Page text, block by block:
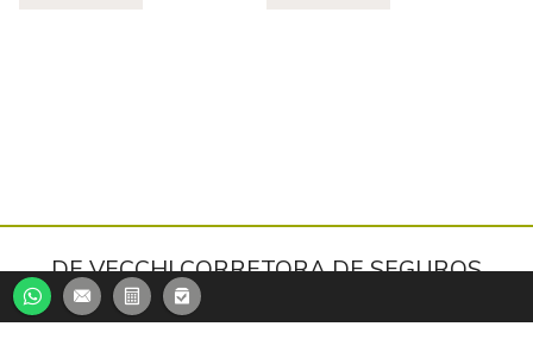
DE VECCHI CORRETORA DE SEGUROS
Santo André/SP